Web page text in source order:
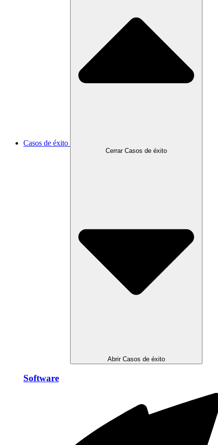
Casos de éxito
Cerrar Casos de éxito
Abrir Casos de éxito
Software